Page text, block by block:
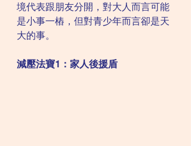
境代表跟朋友分開，對大人而言可能
是小事一樁，但對青少年而言卻是天
大的事。
減壓法寶1：家人後援盾